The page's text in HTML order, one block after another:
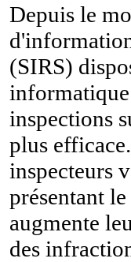
Depuis le
(SIRS)
inspections
plus
inspecteurs
présentant
augmente
des